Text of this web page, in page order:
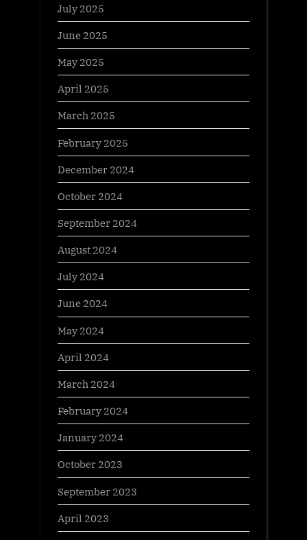
July 2025
June 2025
May 2025
April 2025
March 2025
February 2025
December 2024
October 2024
September 2024
August 2024
July 2024
June 2024
May 2024
April 2024
March 2024
February 2024
January 2024
October 2023
September 2023
April 2023